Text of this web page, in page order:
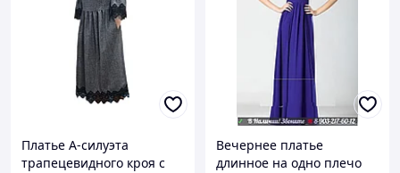
Платье А-силуэта
трапецевидного кроя с
Вечернее платье
длинное на одно плечо